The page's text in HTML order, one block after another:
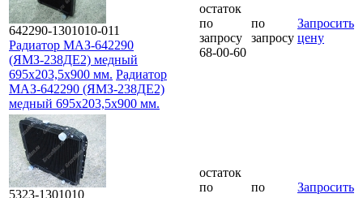
642290-1301010-011
Радиатор МАЗ-642290
(ЯМЗ-238ДЕ2) медный
695х203,5х900 мм. Радиатор
МАЗ-642290 (ЯМЗ-238ДЕ2)
медный 695х203,5х900 мм.
остаток
по
запросу
68-00-60
по
запросу
Запросить
цену
5323-1301010
остаток
по
по
Запросить